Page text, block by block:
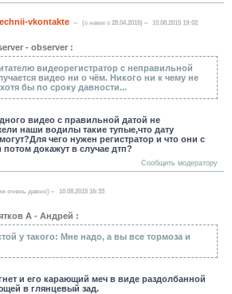
vkontakte (c нами с 28.04.2015) 10.08.2015 19:02
- observer :
видеорегистратор с неправильной
видео ни о чём. Никого ни к чему не
бы по сроку давности...
видео с правильной датой не
наши водилы такие тупые,что дату
чего нужен регистратор и что они с
потом докажут в случае дтп?
Сообщить модератору
очень давно) 10.08.2015 16:33
А - Андрей :
у такого: Мне надо, а вы все тормоза и
и его карающий меч в виде раздолбанной
в глянцевый зад.